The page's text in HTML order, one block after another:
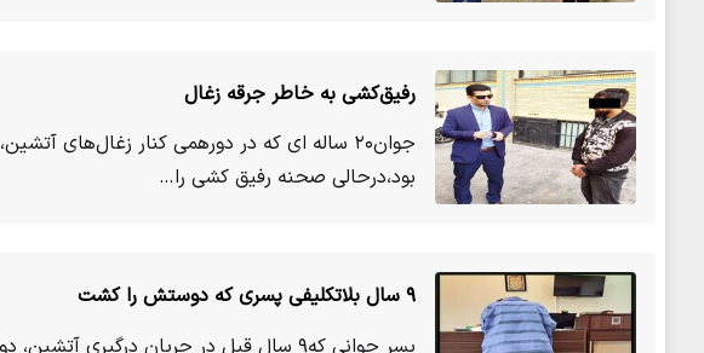
رفیق‌کشی به خاطر جرقه زغال
جوان۲۰ ساله ای که در دورهمی کنار زغال‌های
بود،درحالی صحنه رفیق کشی را…
۹ سال بلاتکلیفی پسری که دوستش را کشت
پسر جوانی که۹ سال قبل در جریان درگیری